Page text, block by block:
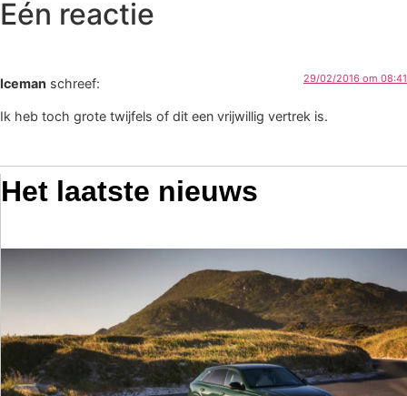
Eén reactie
Iceman schreef: 29/02/2016 om 08:41
Ik heb toch grote twijfels of dit een vrijwillig vertrek is.
Het laatste nieuws